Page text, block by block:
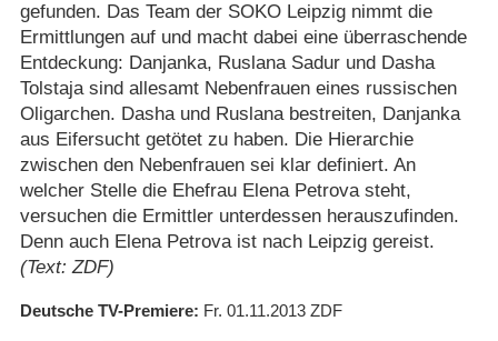
gefunden. Das Team der SOKO Leipzig nimmt die
Ermittlungen auf und macht dabei eine überraschende
Entdeckung: Danjanka, Ruslana Sadur und Dasha
Tolstaja sind allesamt Nebenfrauen eines russischen
Oligarchen. Dasha und Ruslana bestreiten, Danjanka
aus Eifersucht getötet zu haben. Die Hierarchie
zwischen den Nebenfrauen sei klar definiert. An
welcher Stelle die Ehefrau Elena Petrova steht,
versuchen die Ermittler unterdessen herauszufinden.
Denn auch Elena Petrova ist nach Leipzig gereist.
(Text: ZDF)
Deutsche TV-Premiere Fr. 01.11.2013 ZDF